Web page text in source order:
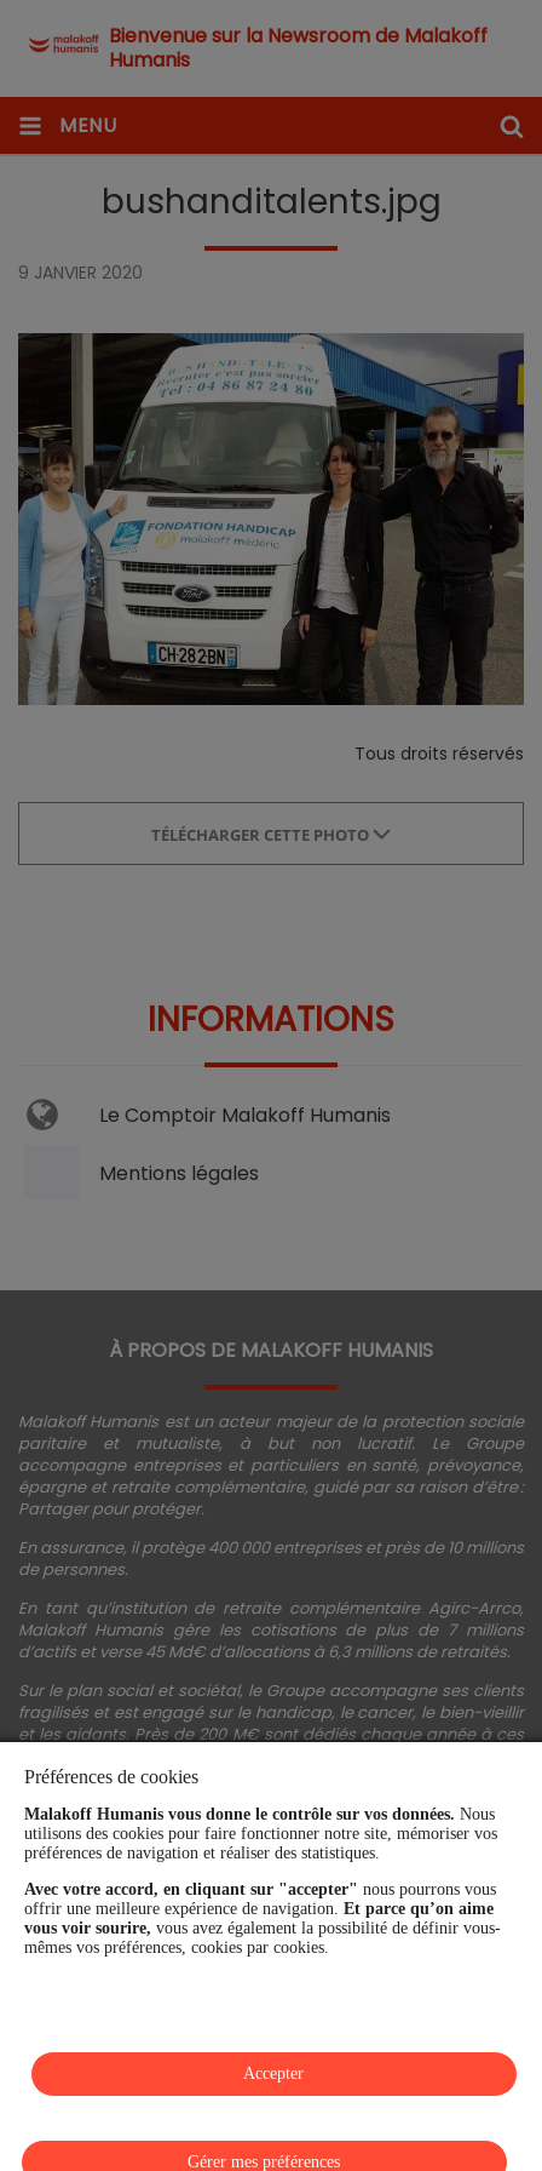
Bienvenue sur la Newsroom de Malakoff
Humanis
MENU
bushanditalents.jpg
9 JANVIER 2020
Tous droits réservés
TÉLÉCHARGER CETTE PHOTO
INFORMATIONS
Le Comptoir Malakoff Humanis
Mentions légales
À PROPOS DE MALAKOFF HUMANIS
Malakoff Humanis est un acteur majeur de la protection sociale
paritaire et mutualiste, à but non lucratif. Le Groupe
accompagne entreprises et particuliers en santé, prévoyance,
épargne et retraite complémentaire, guidé par sa raison d’être :
Partager pour protéger.
En assurance, il protège 400 000 entreprises et près de 10 millions
de personnes.
En tant qu’institution de retraite complémentaire Agirc-Arrco,
Malakoff Humanis gère les cotisations de plus de 7 millions
d’actifs et verse 45 Md€ d’allocations à 6,3 millions de retraités.
Sur le plan social et sociétal, le Groupe accompagne ses clients
fragilisés et est engagé sur le handicap, le cancer, le bien-vieillir
et les aidants. Près de 200 M€ sont dédiés chaque année à ces
financière et la performance du Groupe sont confirmées par une
notation A+ attribuée depuis 4 ans par S&P Global Ratings et
Fitch Ratings. Sur les plans extra-financiers, Malakoff Humanis
figure parmi les 2% des entreprises les mieux notées au monde
en matière de critères RSE (Ecovadis, niveau Gold - 81/100 en
2026). Enfin, Malakoff Humanis est certifié Top Employer France
par le Top Employers Institute depuis 3 ans.
Préférences de cookies
Malakoff Humanis vous donne le contrôle sur vos données. Nous
utilisons des cookies pour faire fonctionner notre site, mémoriser vos
préférences de navigation et réaliser des statistiques.
Avec votre accord, en cliquant sur "accepter" nous pourrons vous
offrir une meilleure expérience de navigation. Et parce qu’on aime
vous voir sourire, vous avez également la possibilité de définir vous-
mêmes vos préférences, cookies par cookies.
Gérer mes préférences
Accepter